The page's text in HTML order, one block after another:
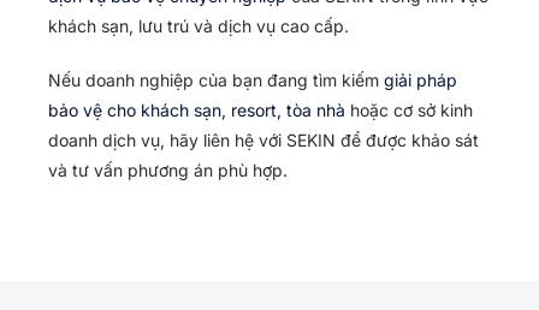
khách sạn, lưu trú và dịch vụ cao cấp.
Nếu doanh nghiệp của bạn đang tìm kiếm giải pháp
bảo vệ cho khách sạn, resort, tòa nhà hoặc cơ sở kinh
doanh dịch vụ, hãy liên hệ với SEKIN để được khảo sát
và tư vấn phương án phù hợp.